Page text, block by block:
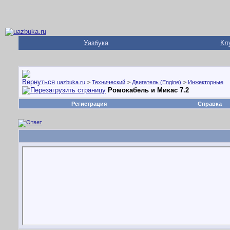
Уазбука
uazbuka.ru > Технический > Двигатель (Engine) > Инжекторные
Ромокабель и Микас 7.2
Регистрация Справка